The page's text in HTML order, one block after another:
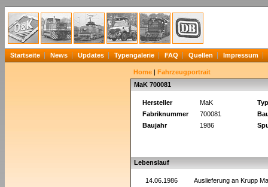
Startseite News Updates Typengalerie FAQ Quellen Impressum
Home | Fahrzeugportrait
MaK 700081
Hersteller MaK
Typ
Fabriknummer
700081
Baujahr
1986
Lebenslauf
14.06.1986
Auslieferung an Krupp